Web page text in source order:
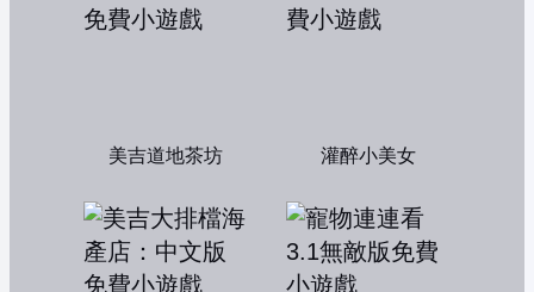
美吉道地茶坊 灌醉小美女